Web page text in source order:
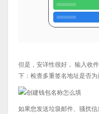
但是，安详性很好， 输入收
下：检查多重签名地址是否为
如果您发送垃圾邮件、骚扰